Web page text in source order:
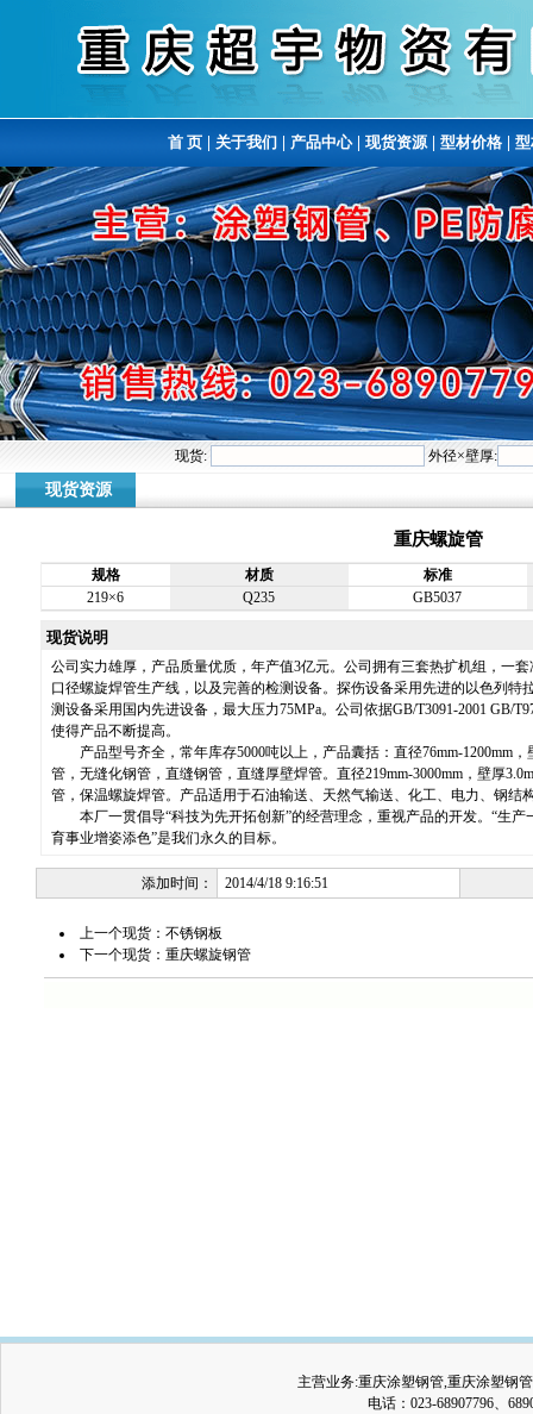
首 页 关于我们 产品中心| 现货资源| 型材价格
现货: 外径×壁厚:
现货资源
重庆螺旋管
规格 材质
标准
219×6
Q235 GB5037
现货说明
公司实力雄厚，产品质量优质，年产值3亿元。公司拥有三套热扩机组，一
口径螺旋焊管生产线，以及完善的检测设备。探伤设备采用先进的以色列特
测设备采用国内先进设备，最大压力75MPa。公司依据GB/T3091-2001 GB/
使得产品不断提高。
产品型号齐全，常年库存5000吨以上，产品囊括：直径76mm-1200mm，
管，无缝化钢管，直缝钢管，直缝厚壁焊管。直径219mm-3000mm，壁厚
管，保温螺旋焊管。产品适用于石油输送、天然气输送、化工、电力、钢结
本厂一贯倡导“科技为先开拓创新”的经营理念，重视产品的开发。“生产
育事业增姿添色”是我们永久的目标。
添加时间： 2014/4/18 9:16:51
上一个现货： 不锈钢板
下一个现货： 重庆螺旋钢管
主营业务:重庆涂塑钢管,重庆涂塑钢
电话：023-68907796、